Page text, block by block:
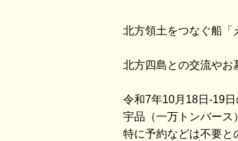
北方領土をつなぐ船「
北方四島との交流やお
令和7年10月18日-19日
宇品（一万トンバース
特に予約などは不要と